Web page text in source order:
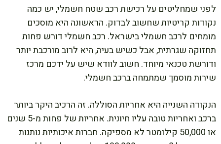
לפני שמחליטים על רכישת רכב שטח חשמלי, יש כמה
נקודות קריטיות שחשוב לבדוק. הראשונה היא מוסכים
מומחים לרכב חשמלי בישראל. רכב חשמלי דורש פחות
תחזוקה שגרתית, אבל כשיש בעיה, היא לרוב מורכבת יותר
ודורשת טכנאי מיוחד. חשוב לוודא שיש על ידכם מרכז
שירות מוסמך שמתמחה ברכב חשמלי.
הנקודה השנייה היא אחריות הסוללה. זה הרכיב היקר ביותר
ברכב ואחריות טובה עליו חיונית. אחריות של פחות מ-5 שנים
או 50,000 קילומטר לא מספיקה. חברות איכותיות נותנות